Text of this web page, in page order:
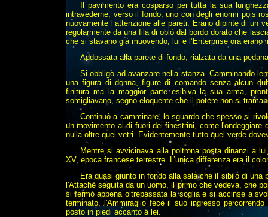
Il pavimento era cosparso per tutta la sua
intravederne, verso il fondo, uno con degli enormi pois
nuovamente l’attenzione alle pareti. Erano dipinte di un
regolarmente da una fila di oblò dal bordo dorato che
che si stavano già muovendo, lui e l’Enterprise ora erano
Addossata alla parete di fondo, rialzata da una
Si obbligò ad avanzare nella stanza. Camminando
una figura di donna, figure di comando senza alcun
finitura ma la maggior parte esibiva la sua arma,
somigliavano, segno eloquente che il potere non si
Continuò a camminare, lo sguardo che spesso si
un movimento al di fuori dei finestrini, come
nulla oltre quei vetri. Evidentemente tutto quel verde
Mentre si avvicinava alla poltrona posta dinanzi a
XV, epoca francese terrestre. L’unica differenza era il
Era quasi giunto in fondo alla sala che il sibilo di
l'Attachè seguita da un uomo, il primo che vedeva, che
si fermò appena oltrepassata la soglia e si accinse a
terminato, l'Ammiraglio fece il suo ingresso
posto in piedi accanto a lei.